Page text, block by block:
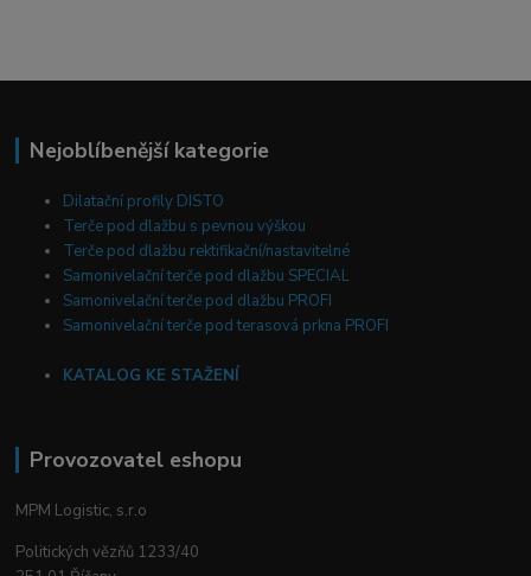
Nejoblíbenější kategorie
Dilatační profily DISTO
Terče pod dlažbu s pevnou výškou
Terče pod dlažbu rektifikační/nastavitelné
Samonivelační terče pod dlažbu SPECIAL
Samonivelační terče pod dlažbu PROFI
Samonivelační terče pod terasová prkna PROFI
KATALOG KE STAŽENÍ
Provozovatel eshopu
MPM Logistic, s.r.o
Politických vězňů 1233/40